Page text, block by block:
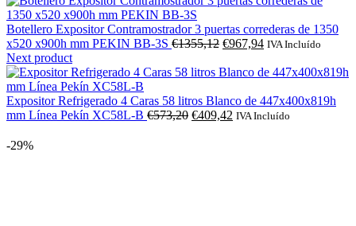
Botellero Expositor Contramostrador 3 puertas correderas de 1350
x520 x900h mm PEKIN BB-3S €1355,12 O
original
€1355,12.
€967,94O
atual
€967,94.
IVA Incluído
Next product
Expositor Refrigerado 4 Caras 58 litros Blanco de 447x400x819h
mm Línea Pekín XC58L-B €573,20 O
€409,42 O
IVA Incluído
-29%